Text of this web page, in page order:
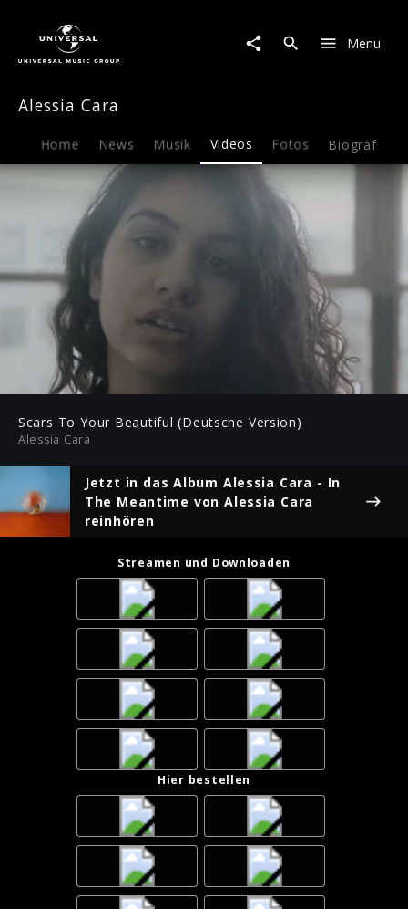
Video
Scars
Beautiful
Menu
Alessia Cara
Home News Musik Videos Fotos Biografie
Play Mute
Scars To Your Beautiful (Deutsche Version)
Alessia Cara
Jetzt in das Album Alessia Cara - In
The Meantime von Alessia Cara
reinhören
Streamen und Downloaden
Hier bestellen